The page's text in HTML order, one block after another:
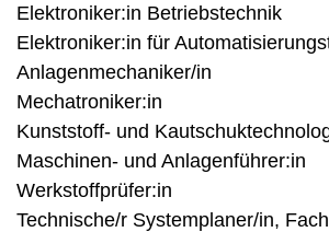
Elektroniker:in Betriebstechnik
Elektroniker:in für
Anlagenmechaniker/in
Mechatroniker:in
Kunststoff- und
Maschinen- und Anlagenführer:in
Werkstoffprüfer:in
Technische/r Systemplaner/in,